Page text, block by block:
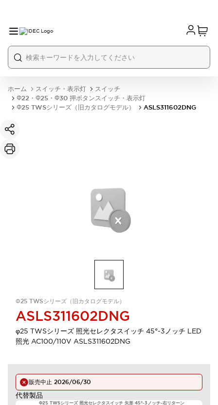
ホーム スイッチ・表示灯
スイッチ
Φ22・Φ25・Φ30 押ボタンスイッチ・表示灯
Φ25 TWSシリーズ（旧カタログモデル）
ASLS311602DNG
Φ25 TWSシリーズ（旧カタログモデル）
ASLS311602DNG
φ25 TWSシリーズ 照光セレクタスイッチ 45°-3ノッチ LED
照光 AC100/110V ASLS311602DNG
販売中止 2026/06/30
代替製品
Φ25 TWSシリーズ 照光セレクタスイッチ 矢形 45°-3ノッチ-右リターン